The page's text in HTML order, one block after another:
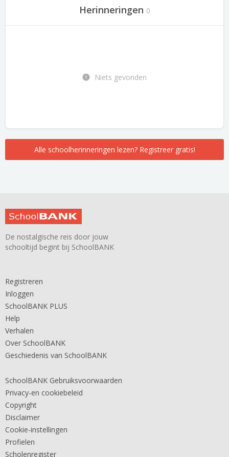
Herinneringen 0
Niets gevonden
Alle schoolherinneringen lezen? Registreer gratis!
De nostalgische reis door jouw
schooltijd begint bij SchoolBANK
Registreren
Inloggen
SchoolBANK PLUS
Help
Verhalen
Over SchoolBANK
Geschiedenis van SchoolBANK
SchoolBANK Gebruiksvoorwaarden
Privacy-en cookiebeleid
Copyright
Disclaimer
Cookie-instellingen
Profielen
Scholenregister